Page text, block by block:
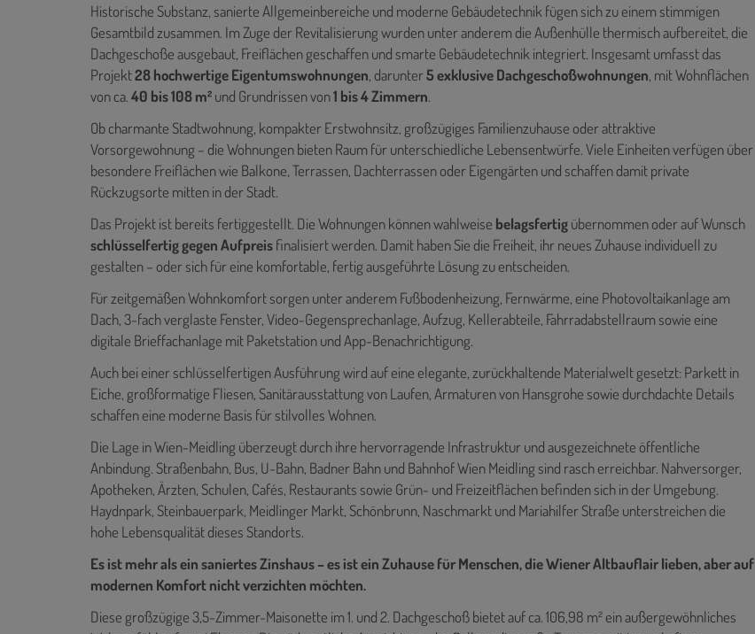
Historische Substanz, sanierte Allgemeinbereiche und moderne Gebäudetechnik fügen sich zu einem stimmigen
Gesamtbild zusammen. Im Zuge der Revitalisierung wurden unter anderem die Außenhülle thermisch aufbereitet, die
Dachgeschoße ausgebaut, Freiflächen geschaffen und smarte Gebäudetechnik integriert. Insgesamt umfasst das
Projekt28 hochwertige Eigentumswohnungen, darunter5 exklusive Dachgeschoßwohnungen, mit Wohnflächen
von ca.40 bis 108 m²und Grundrissen von1 bis 4 Zimmern.
Ob charmante Stadtwohnung, kompakter Erstwohnsitz, großzügiges Familienzuhause oder attraktive
Vorsorgewohnung – die Wohnungen bieten Raum für unterschiedliche Lebensentwürfe. Viele Einheiten verfügen über
besondere Freiflächen wie Balkone, Terrassen, Dachterrassen oder Eigengärten und schaffen damit private
Rückzugsorte mitten in der Stadt.
Das Projekt ist bereits fertiggestellt. Die Wohnungen können wahlweise belagsfertigübernommen oder auf Wunsch
schlüsselfertig gegen Aufpreisfinalisiert werden. Damit haben Sie die Freiheit, ihr neues Zuhause individuell zu
gestalten – oder sich für eine komfortable, fertig ausgeführte Lösung zu entscheiden.
Für zeitgemäßen Wohnkomfort sorgen unter anderem Fußbodenheizung, Fernwärme, eine Photovoltaikanlage am
Dach, 3-fach verglaste Fenster, Video-Gegensprechanlage, Aufzug, Kellerabteile, Fahrradabstellraum sowie eine
digitale Brieffachanlage mit Paketstation und App-Benachrichtigung.
Auch bei einer schlüsselfertigen Ausführung wird auf eine elegante, zurückhaltende Materialwelt gesetzt: Parkett in
Eiche, großformatige Fliesen, Sanitärausstattung von Laufen, Armaturen von Hansgrohe sowie durchdachte Details
schaffen eine moderne Basis für stilvolles Wohnen.
Die Lage in Wien-Meidling überzeugt durch ihre hervorragende Infrastruktur und ausgezeichnete öffentliche
Anbindung. Straßenbahn, Bus, U-Bahn, Badner Bahn und Bahnhof Wien Meidling sind rasch erreichbar. Nahversorger,
Apotheken, Ärzten, Schulen, Cafés, Restaurants sowie Grün- und Freizeitflächen befinden sich in der Umgebung.
Haydnpark, Steinbauerpark, Meidlinger Markt, Schönbrunn, Naschmarkt und Mariahilfer Straße unterstreichen die
hohe Lebensqualität dieses Standorts.
Es ist mehr als ein saniertes Zinshaus – es ist ein Zuhause für Menschen, die Wiener Altbauflair lieben, aber auf
modernen Komfort nicht verzichten möchten.
Diese großzügige 3,5-Zimmer-Maisonette im 1. und 2. Dachgeschoß bietet auf ca. 106,98 m² ein außergewöhnliches